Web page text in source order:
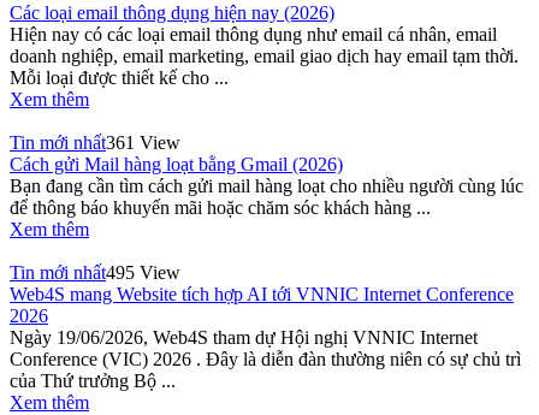
Các loại email thông dụng hiện nay (2026)
Hiện nay có các loại email thông dụng như email cá nhân, email
doanh nghiệp, email marketing, email giao dịch hay email tạm thời.
Mỗi loại được thiết kế cho ...
Xem thêm
Tin mới nhất361 View
Cách gửi Mail hàng loạt bằng Gmail (2026)
Bạn đang cần tìm cách gửi mail hàng loạt cho nhiều người cùng lúc
để thông báo khuyến mãi hoặc chăm sóc khách hàng ...
Xem thêm
Tin mới nhất495 View
Web4S mang Website tích hợp AI tới VNNIC Internet Conference
2026
Ngày 19/06/2026, Web4S tham dự Hội nghị VNNIC Internet
Conference (VIC) 2026 . Đây là diễn đàn thường niên có sự chủ trì
của Thứ trưởng Bộ ...
Xem thêm